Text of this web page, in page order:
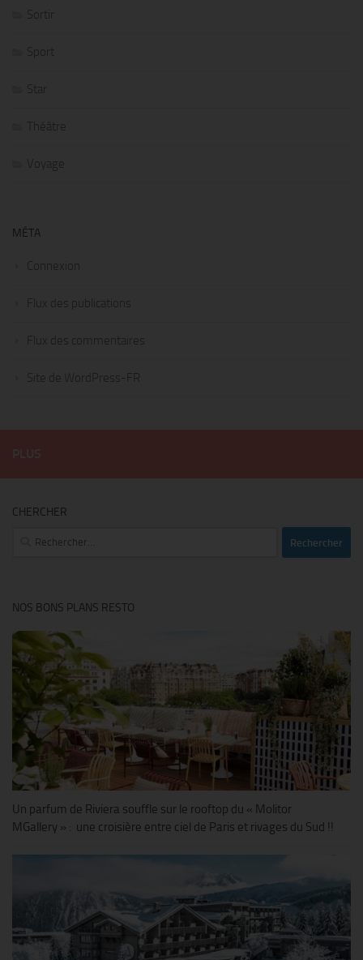
Sortir
Sport
Star
Théâtre
Voyage
MÉTA
Connexion
Flux des publications
Flux des commentaires
Site de WordPress-FR
CHERCHER
Rechercher :
NOS BONS PLANS RESTO
Un parfum de Riviera souffle sur le rooftop du « Molitor
MGallery » : une croisière entre ciel de Paris et rivages du Sud !!